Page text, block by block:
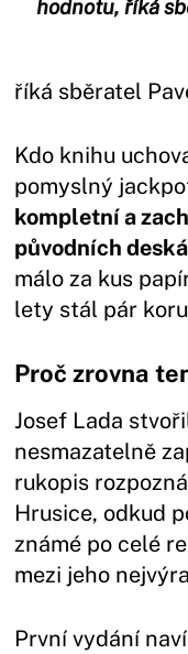
hodnotu, říká
říká sběratel
Kdo knihu
pomyslný
kompletní a
původních
málo za kus
lety stál pár
Proč zrovna
Josef Lada
nesmazatelně
rukopis
Hrusice, odkud
známé po celé
mezi jeho
První vydání